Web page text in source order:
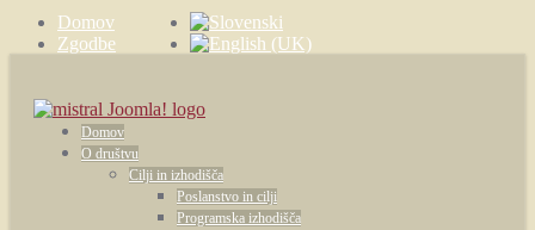
Domov
Zgodbe
Domov
O društvu
Cilji in izhodišča
Poslanstvo in cilji
Programska izhodišča